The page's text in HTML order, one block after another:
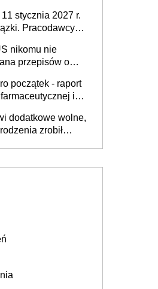
Fundusz
Zatrudnianiu?
stycznia 2027 r.
Pracodawcy
nikomu nie
przepisów o
początek - raport
i
dodatkowe wolne,
zrobił